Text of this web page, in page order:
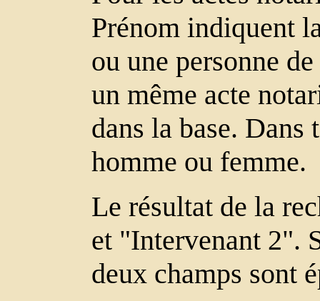
Prénom indiquent
ou une personne
un même acte
dans la base. Dans
homme ou femme.
Le résultat de la
et "Intervenant 2".
deux champs sont